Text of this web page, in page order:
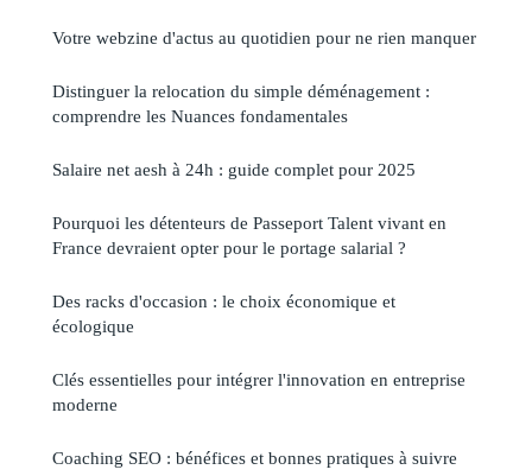
Votre webzine d'actus au quotidien pour ne rien manquer
Distinguer la relocation du simple déménagement :
comprendre les Nuances fondamentales
Salaire net aesh à 24h : guide complet pour 2025
Pourquoi les détenteurs de Passeport Talent vivant en
France devraient opter pour le portage salarial ?
Des racks d'occasion : le choix économique et
écologique
Clés essentielles pour intégrer l'innovation en entreprise
moderne
Coaching SEO : bénéfices et bonnes pratiques à suivre